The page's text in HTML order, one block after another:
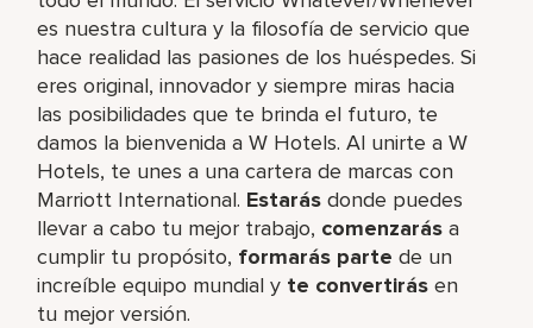
es nuestra cultura y la filosofía de servicio que
hace realidad las pasiones de los huéspedes. Si
eres original, innovador y siempre miras hacia
las posibilidades que te brinda el futuro, te
damos la bienvenida a W Hotels. Al unirte a W
Hotels, te unes a una cartera de marcas con
Marriott International. Estarás donde puedes
llevar a cabo tu mejor trabajo,​ comenzarás a
cumplir tu propósito, formarás parte de un
increíble​ equipo mundial y te convertirás en
tu mejor versión.